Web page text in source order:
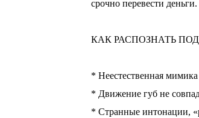
срочно перевести деньги.
КАК РАСПОЗНАТЬ
* Неестественная
* Движение губ не
* Странные интонации,